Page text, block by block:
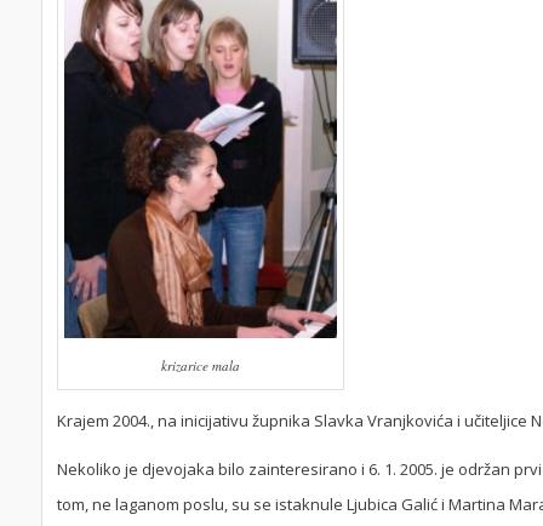
krizarice mala
Krajem 2004., na inicijativu župnika Slavka Vranjkovića i
Nekoliko je djevojaka bilo zainteresirano i 6. 1. 2005. je održan
tom, ne laganom poslu, su se istaknule Ljubica Galić i Martina